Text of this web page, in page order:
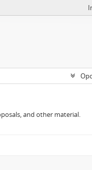
and other material.